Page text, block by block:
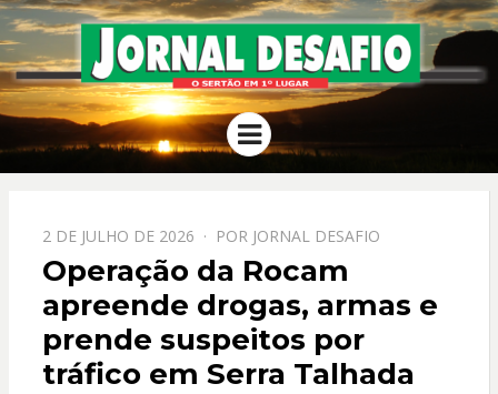
JORNAL
DESAFIO
O Sertão em 1º Lugar
Menu
PPOSTADO
EM
2 DE JULHO DE 2026 POR JORNAL DESAFIO
Operação da Rocam
apreende drogas, armas e
prende suspeitos por
tráfico em Serra Talhada